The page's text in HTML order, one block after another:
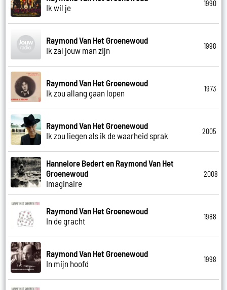
Ik wil je
1990
Raymond Van Het Groenewoud
Ik zal jouw man zijn
1998
Raymond Van Het Groenewoud
Ik zou allang gaan lopen
1973
Raymond Van Het Groenewoud
Ik zou liegen als ik de waarheid sprak
2005
Hannelore Bedert en Raymond Van Het
Groenewoud
Imaginaire
2008
Raymond Van Het Groenewoud
In de gracht
1988
Raymond Van Het Groenewoud
In mijn hoofd
1998